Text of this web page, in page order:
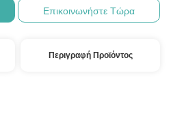
Επικοινωνήστε Τώρα
Περιγραφή Προϊόντος